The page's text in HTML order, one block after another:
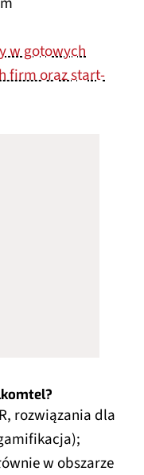
w gotowych
firm oraz start-
rozwiązania dla
w obszarze